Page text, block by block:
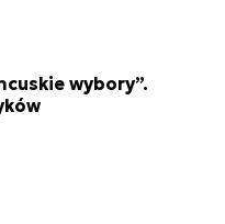
wybory”.